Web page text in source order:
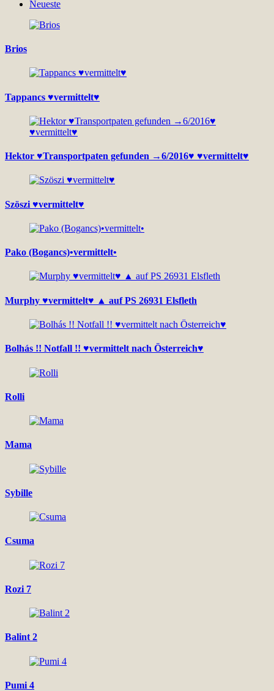
Neueste
Brios
Tappancs ♥vermittelt♥
Hektor ♥Transportpaten gefunden →6/2016♥ ♥vermittelt♥
Szöszi ♥vermittelt♥
Pako (Bogancs)•vermittelt•
Murphy ♥vermittelt♥ ▲ auf PS 26931 Elsfleth
Bolhás !! Notfall !! ♥vermittelt nach Österreich♥
Rolli
Mama
Sybille
Csuma
Rozi 7
Balint 2
Pumi 4